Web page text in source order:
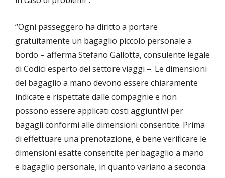
“Ogni passeggero ha diritto a portare
gratuitamente un bagaglio piccolo personale a
bordo – afferma Stefano Gallotta, consulente legale
di Codici esperto del settore viaggi –. Le dimensioni
del bagaglio a mano devono essere chiaramente
indicate e rispettate dalle compagnie e non
possono essere applicati costi aggiuntivi per
bagagli conformi alle dimensioni consentite. Prima
di effettuare una prenotazione, è bene verificare le
dimensioni esatte consentite per bagaglio a mano
e bagaglio personale, in quanto variano a seconda